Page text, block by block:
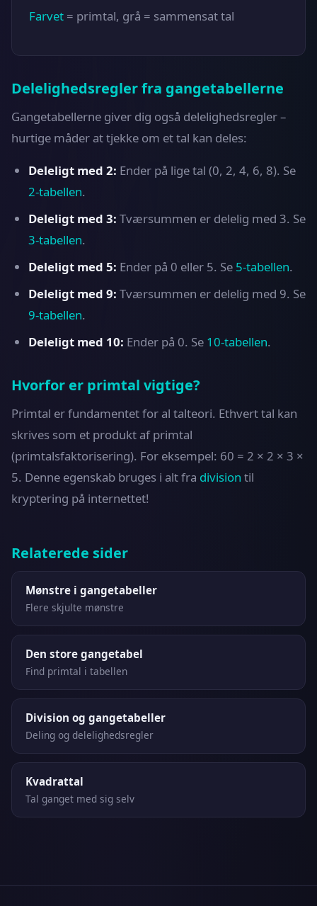
Farvet = primtal, grå = sammensat tal
Delelighedsregler fra gangetabellerne
Gangetabellerne giver dig også delelighedsregler –
hurtige måder at tjekke om et tal kan deles:
Deleligt med 2: Ender på lige tal (0, 2, 4, 6, 8). Se
2-tabellen.
Deleligt med 3: Tværsummen er delelig med 3. Se
3-tabellen.
Deleligt med 5: Ender på 0 eller 5. Se 5-tabellen.
Deleligt med 9: Tværsummen er delelig med 9. Se
9-tabellen.
Deleligt med 10: Ender på 0. Se 10-tabellen.
Hvorfor er primtal vigtige?
Primtal er fundamentet for al talteori. Ethvert tal kan
skrives som et produkt af primtal
(primtalsfaktorisering). For eksempel: 60 = 2 × 2 × 3 ×
5. Denne egenskab bruges i alt fra division til
kryptering på internettet!
Relaterede sider
Mønstre i gangetabeller
Flere skjulte mønstre
Den store gangetabel
Find primtal i tabellen
Division og gangetabeller
Deling og delelighedsregler
Kvadrattal
Tal ganget med sig selv